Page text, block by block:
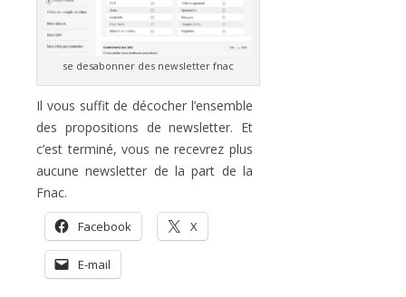
se desabonner des newsletter fnac
Il vous suffit de décocher l’ensemble
des propositions de newsletter. Et
c’est terminé, vous ne recevrez plus
aucune newsletter de la part de la
Fnac.
Facebook X
E-mail